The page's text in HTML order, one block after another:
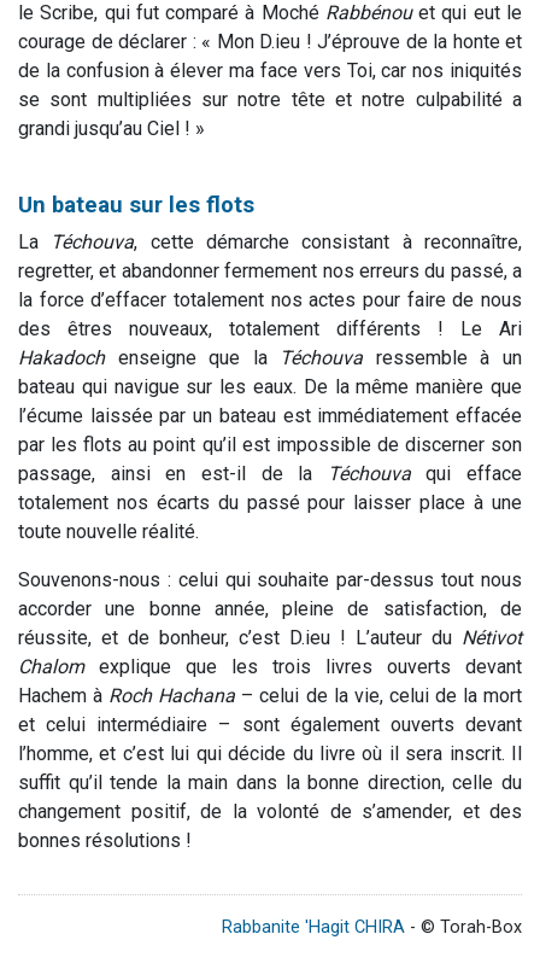
le Scribe, qui fut comparé à Moché Rabbénouet qui eut le
courage de déclarer : « Mon D.ieu ! J’éprouve de la honte et
de la confusion à élever ma face vers Toi, car nos iniquités
se sont multipliées sur notre tête et notre culpabilité a
grandi jusqu’au Ciel ! »
Un bateau sur les flots
La Téchouva, cette démarche consistant à reconnaître,
regretter, et abandonner fermement nos erreurs du passé, a
la force d’effacer totalement nos actes pour faire de nous
des êtres nouveaux, totalement différents ! Le Ari
Hakadochenseigne que la Téchouva ressemble à un
bateau qui navigue sur les eaux. De la même manière que
l’écume laissée par un bateau est immédiatement effacée
par les flots au point qu’il est impossible de discerner son
passage, ainsi en est-il de la
Téchouvaqui efface
totalement nos écarts du passé pour laisser place à une
toute nouvelle réalité.
Souvenons-nous : celui qui souhaite par-dessus tout nous
accorder une bonne année, pleine de satisfaction, de
réussite, et de bonheur, c’est D.ieu ! L’auteur du Nétivot
Chalomexplique que les trois livres ouverts devant
Hachem à Roch Hachana – celui de la vie, celui de la mort
et celui intermédiaire – sont également ouverts devant
l’homme, et c’est lui qui décide du livre où il sera inscrit. Il
suffit qu’il tende la main dans la bonne direction, celle du
changement positif, de la volonté de s’amender, et des
bonnes résolutions !
Rabbanite 'Hagit CHIRA - © Torah-Box